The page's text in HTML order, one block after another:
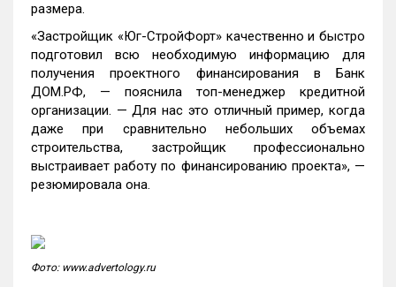
размера.
«Застройщик «Юг-СтройФорт» качественно и быстро
подготовил всю необходимую информацию для
получения проектного финансирования в Банк
ДОМ.РФ, — пояснила топ-менеджер кредитной
организации. — Для нас это отличный пример, когда
даже при сравнительно небольших объемах
строительства, застройщик профессионально
выстраивает работу по финансированию проекта», —
резюмировала она.
Фото: www.advertology.ru